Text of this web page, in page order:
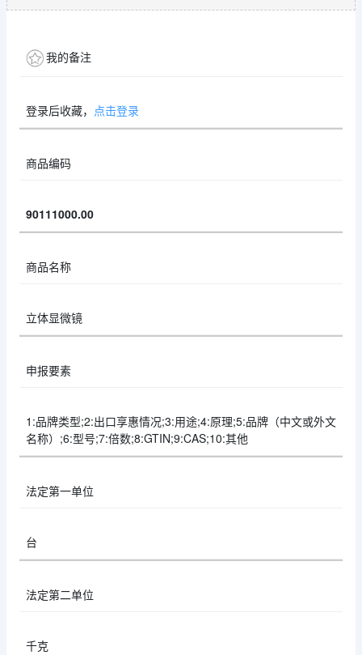
我的备注
登录后收藏， 点击登录
商品编码
90111000.00
商品名称
立体显微镜
申报要素
1:品牌类型;2:出口享惠情况;3:用途;4:原理;5:品牌（中文或外文
名称）;6:型号;7:倍数;8:GTIN;9:CAS;10:其他
法定第一单位
台
法定第二单位
千克